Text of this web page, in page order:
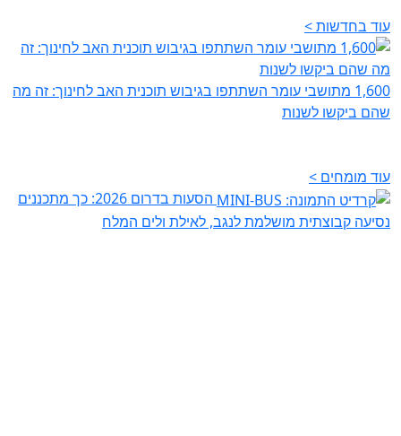
עוד בחדשות >
1,600 מתושבי עומר השתתפו בגיבוש תוכנית האב לחינוך: זה מה
שהם ביקשו לשנות
עוד מומחים >
הסעות בדרום 2026: כך מתכננים
נסיעה קבוצתית מושלמת לנגב, לאילת ולים המלח